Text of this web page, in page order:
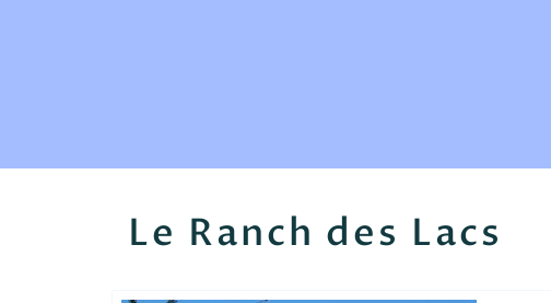
Le Ranch des Lacs